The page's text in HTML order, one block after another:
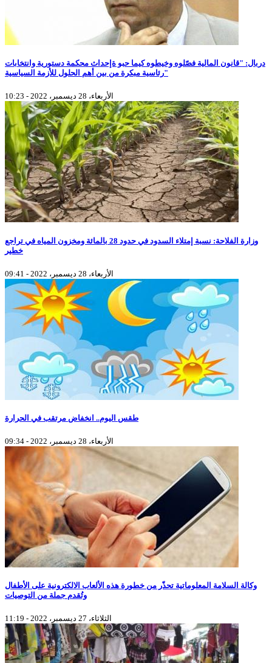
دربال: "قانون المالية فصّلوه وخيطوه كيما حبو ةإحداث محكمة دستورية وانتخابات
رئاسية مبكرة من بين أهم الحلول للأزمة السياسية"
الأربعاء، 28 ديسمبر، 2022 - 10:23
وزارة الفلاحة: نسبة إمتلاء السدود في حدود 28 بالمائة ومخزون المياه في تراجع
خطير
الأربعاء، 28 ديسمبر، 2022 - 09:41
طقس اليوم.. انخفاض مرتقب في الحرارة
الأربعاء، 28 ديسمبر، 2022 - 09:34
وكالة السلامة المعلوماتية تحذّر من خطورة هذه الألعاب الالكترونية على الأطفال
وتُقدم جملة من التوصيات
الثلاثاء، 27 ديسمبر، 2022 - 11:19